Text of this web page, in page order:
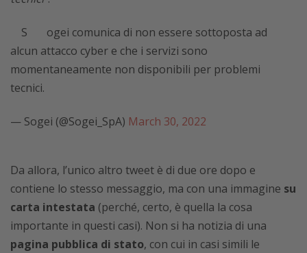
Sogei comunica di non essere sottoposta ad
alcun attacco cyber e che i servizi sono
momentaneamente non disponibili per problemi
tecnici.
— Sogei (@Sogei_SpA) March 30, 2022
Da allora, l’unico altro tweet è di due ore dopo e
contiene lo stesso messaggio, ma con una immagine su
carta intestata (perché, certo, è quella la cosa
importante in questi casi). Non si ha notizia di una
pagina pubblica di stato, con cui in casi simili le